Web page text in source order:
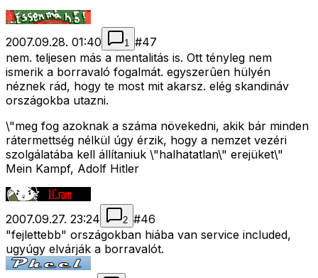
2007.09.28. 01:40 1 #47
nem. teljesen más a mentalitás is. Ott tényleg nem
ismerik a borravaló fogalmát. egyszerûen hülyén
néznek rád, hogy te most mit akarsz. elég skandináv
országokba utazni.
\"meg fog azoknak a száma növekedni, akik bár minden
rátermettség nélkül úgy érzik, hogy a nemzet vezéri
szolgálatába kell állítaniuk \"halhatatlan\" erejüket\"
Mein Kampf, Adolf Hitler
2007.09.27. 23:24 2 #46
"fejlettebb" országokban hiába van service included,
ugyúgy elvárják a borravalót.